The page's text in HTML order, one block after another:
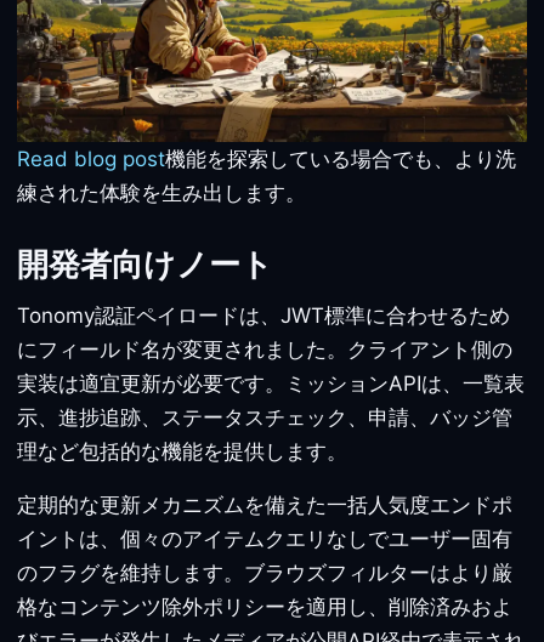
Read blog post機能を探索している場合でも、より洗
練された体験を生み出します。
開発者向けノート
Tonomy認証ペイロードは、JWT標準に合わせるため
にフィールド名が変更されました。クライアント側の
実装は適宜更新が必要です。ミッションAPIは、一覧表
示、進捗追跡、ステータスチェック、申請、バッジ管
理など包括的な機能を提供します。
定期的な更新メカニズムを備えた一括人気度エンドポ
イントは、個々のアイテムクエリなしでユーザー固有
のフラグを維持します。ブラウズフィルターはより厳
格なコンテンツ除外ポリシーを適用し、削除済みおよ